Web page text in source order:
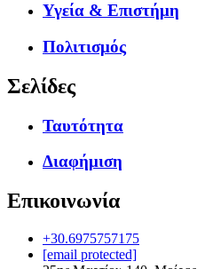
Υγεία & Επιστήμη
Πολιτισμός
Σελίδες
Ταυτότητα
Διαφήμιση
Επικοινωνία
+30.6975757175
[email protected]